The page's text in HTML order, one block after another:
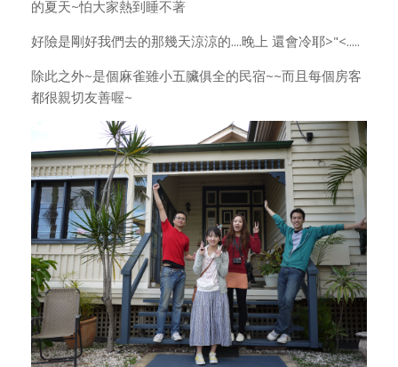
的夏天~怕大家熱到睡不著
好險是剛好我們去的那幾天涼涼的....晚上 還會冷耶>"<.....
除此之外~是個麻雀雖小五臟俱全的民宿~~而且每個房客
都很親切友善喔~